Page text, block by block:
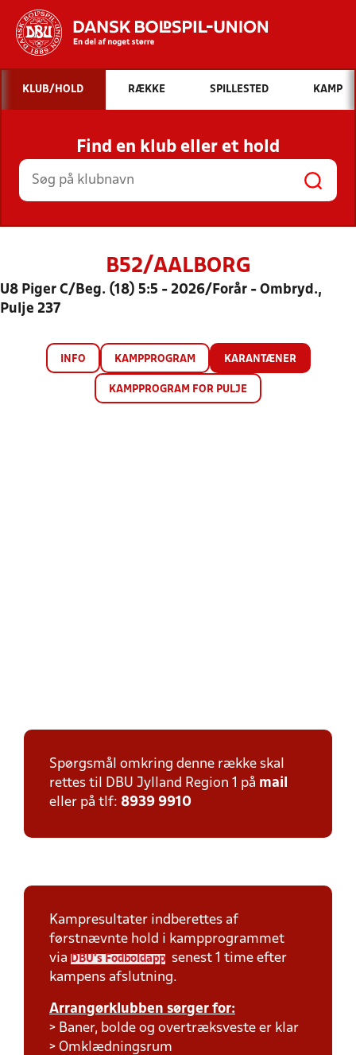
Hvad vil du søge efter?
INDHOLD OG NYHEDER
STILLINGER, RESULTATER, KLUBBER OG
HOLD
KLUB/HOLD RÆKKE SPILLESTED KAMP
Find en klub eller et hold
B52/AALBORG
U8 Piger C/Beg. (18) 5:5 - 2026/Forår - Ombryd.,
Pulje 237
INFO KAMPPROGRAM KARANTÆNER
KAMPPROGRAM FOR PULJE
Spørgsmål omkring denne række skal
rettes til DBU Jylland Region 1 på mail
eller på tlf: 8939 9910
Kampresultater indberettes af
førstnævnte hold i kampprogrammet
via
DBU's Fodboldapp
senest 1 time efter
kampens afslutning.
Arrangørklubben sørger for:
> Baner, bolde og overtræksveste er klar
> Omklædningsrum